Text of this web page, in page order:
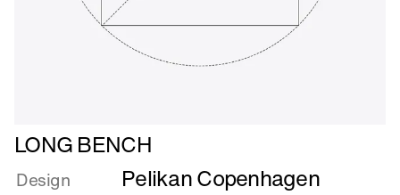
Læs
mere
om
LONG BENCH
Design Pelikan Copenhagen